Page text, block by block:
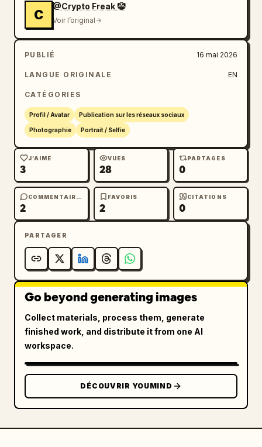
C
@Crypto Freak 🤡
Voir l’original
PUBLIÉ 16 mai 2026
LANGUE ORIGINALE EN
CATÉGORIES
Profil / Avatar Publication sur les réseaux sociaux
Photographie Portrait / Selfie
J’AIME
3
VUES
28
PARTAGES
0
COMMENTAIRES
2
FAVORIS
2
CITATIONS
0
PARTAGER
Go beyond generating images
Collect materials, process them, generate
finished work, and distribute it from one AI
workspace.
DÉCOUVRIR YOUMIND